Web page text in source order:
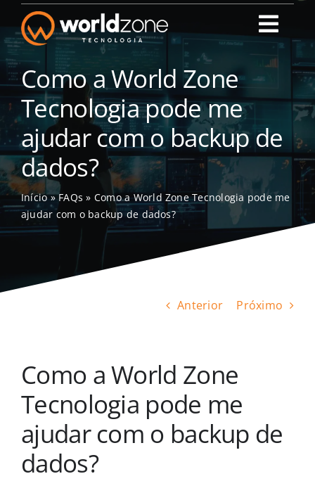
para
o
conteúdo
World Zone
Quem Somos
Nossos Serviços
Portal do Cliente
Contato
Como a World Zone
Tecnologia pode me
ajudar com o backup de
dados?
Início»FAQs » Como a World Zone Tecnologia pode me
ajudar com o backup de dados?
Anterior Próximo
Como a World Zone
Tecnologia pode me
ajudar com o backup de
dados?